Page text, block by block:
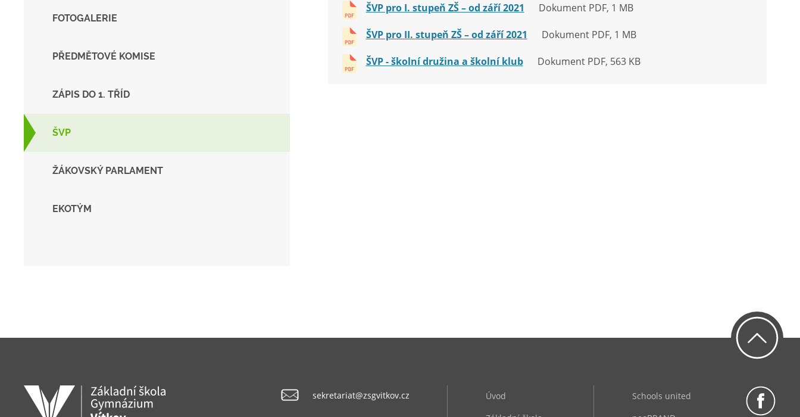
ŠVP pro I. stupeň ZŠ – od září 2021 Dokument PDF, 1 MB
ŠVP pro II. stupeň ZŠ – od září 2021 Dokument PDF, 1 MB
ŠVP - školní družina a školní klub Dokument PDF, 563 KB
FOTOGALERIE
PŘEDMĚTOVÉ KOMISE
ZÁPIS DO 1. TŘÍD
ŠVP
ŽÁKOVSKÝ PARLAMENT
EKOTÝM
sekretariat@zsgvitkov.cz
Úvod
Schools united